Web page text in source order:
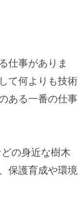
仕事がありま
て何よりも技術
ある一番の仕事
の身近な樹木
保護育成や環境